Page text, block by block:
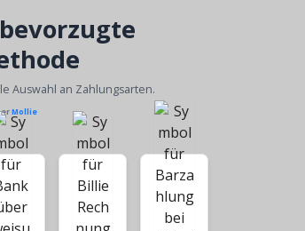
Auswahl an Zahlungsarten.
Mollie